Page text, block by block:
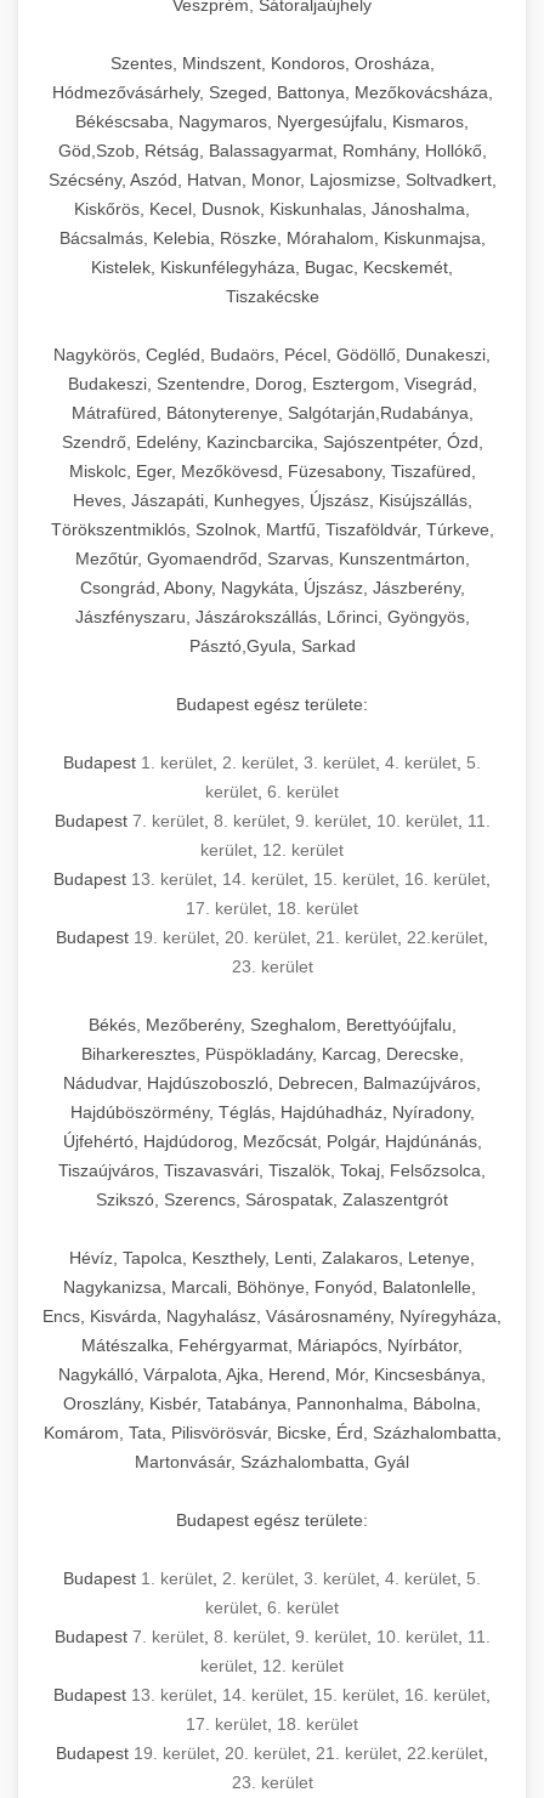
Veszprém, Sátoraljaújhely
Szentes, Mindszent, Kondoros, Orosháza,
Hódmezővásárhely, Szeged, Battonya, Mezőkovácsháza,
Békéscsaba, Nagymaros, Nyergesújfalu, Kismaros,
Göd,Szob, Rétság, Balassagyarmat, Romhány, Hollókő,
Szécsény, Aszód, Hatvan, Monor, Lajosmizse, Soltvadkert,
Kiskőrös, Kecel, Dusnok, Kiskunhalas, Jánoshalma,
Bácsalmás, Kelebia, Röszke, Mórahalom, Kiskunmajsa,
Kistelek, Kiskunfélegyháza, Bugac, Kecskemét,
Tiszakécske
Nagykörös, Cegléd, Budaörs, Pécel, Gödöllő, Dunakeszi,
Budakeszi, Szentendre, Dorog, Esztergom, Visegrád,
Mátrafüred, Bátonyterenye, Salgótarján,Rudabánya,
Szendrő, Edelény, Kazincbarcika, Sajószentpéter, Ózd,
Miskolc, Eger, Mezőkövesd, Füzesabony, Tiszafüred,
Heves, Jászapáti, Kunhegyes, Újszász, Kisújszállás,
Törökszentmiklós, Szolnok, Martfű, Tiszaföldvár, Túrkeve,
Mezőtúr, Gyomaendrőd, Szarvas, Kunszentmárton,
Csongrád, Abony, Nagykáta, Újszász, Jászberény,
Jászfényszaru, Jászárokszállás, Lőrinci, Gyöngyös,
Pásztó,Gyula, Sarkad
Budapest egész területe:
Budapest 1. kerület 2. kerület 3. kerület 4. kerület 5.
kerület 6. kerület
Budapest 7. kerület, 8. kerület, 9. kerület, 10. kerület, 11.
kerület 12. kerület
Budapest 13. kerület 14. kerület 15. kerület 16. kerület
17. kerület 18. kerület
Budapest 19. kerület 20. kerület 21. kerület 22.kerület
23. kerület
Békés, Mezőberény, Szeghalom, Berettyóújfalu,
Biharkeresztes, Püspökladány, Karcag, Derecske,
Nádudvar, Hajdúszoboszló, Debrecen, Balmazújváros,
Hajdúböszörmény, Téglás, Hajdúhadház, Nyíradony,
Újfehértó, Hajdúdorog, Mezőcsát, Polgár, Hajdúnánás,
Tiszaújváros, Tiszavasvári, Tiszalök, Tokaj, Felsőzsolca,
Szikszó, Szerencs, Sárospatak, Zalaszentgrót
Hévíz, Tapolca, Keszthely, Lenti, Zalakaros, Letenye,
Nagykanizsa, Marcali, Böhönye, Fonyód, Balatonlelle,
Encs, Kisvárda, Nagyhalász, Vásárosnamény, Nyíregyháza,
Mátészalka, Fehérgyarmat, Máriapócs, Nyírbátor,
Nagykálló, Várpalota, Ajka, Herend, Mór, Kincsesbánya,
Oroszlány, Kisbér, Tatabánya, Pannonhalma, Bábolna,
Komárom, Tata, Pilisvörösvár, Bicske, Érd, Százhalombatta,
Martonvásár, Százhalombatta, Gyál
Budapest egész területe:
Budapest 1. kerület 2. kerület 3. kerület 4. kerület 5.
kerület 6. kerület
Budapest 7. kerület, 8. kerület, 9. kerület, 10. kerület, 11.
kerület 12. kerület
Budapest 13. kerület 14. kerület 15. kerület 16. kerület
17. kerület 18. kerület
Budapest 19. kerület 20. kerület 21. kerület 22.kerület
23. kerület